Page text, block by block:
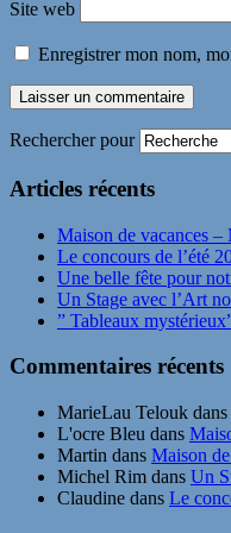
Site web
Enregistrer mon nom,
Rechercher pour
Articles récents
Maison de vacances
Le concours de l’été
Une belle fête pour
Un Stage avec l’Art
” Tableaux
Commentaires récents
MarieLau Telouk dans
L'ocre Bleu dans
Martin dans Maison
Michel Rim dans Un
Claudine dans Le